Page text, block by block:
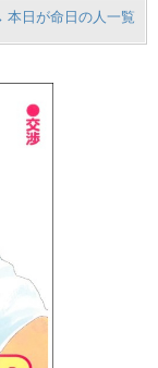
本日が命日の人一覧